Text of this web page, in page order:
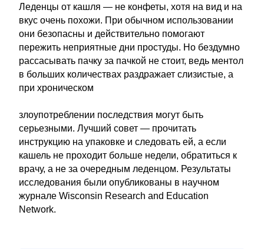
Леденцы от кашля — не конфеты, хотя на вид и на
вкус очень похожи. При обычном использовании
они безопасны и действительно помогают
пережить неприятные дни простуды. Но бездумно
рассасывать пачку за пачкой не стоит, ведь ментол
в больших количествах раздражает слизистые, а
при хроническом
злоупотреблении последствия могут быть
серьезными. Лучший совет — прочитать
инструкцию на упаковке и следовать ей, а если
кашель не проходит больше недели, обратиться к
врачу, а не за очередным леденцом. Результаты
исследования были опубликованы в научном
журнале Wisconsin Research and Education
Network.